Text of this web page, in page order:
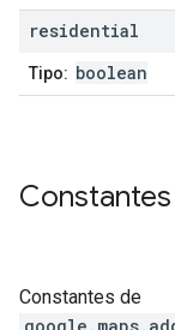
residential
Tipo: boolean
Constantes de